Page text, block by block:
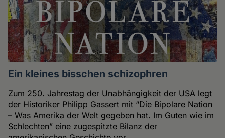
Ein kleines bisschen schizophren
Zum 250. Jahrestag der Unabhängigkeit der USA legt
der Historiker Philipp Gassert mit “Die Bipolare Nation
– Was Amerika der Welt gegeben hat. Im Guten wie im
Schlechten” eine zugespitzte Bilanz der